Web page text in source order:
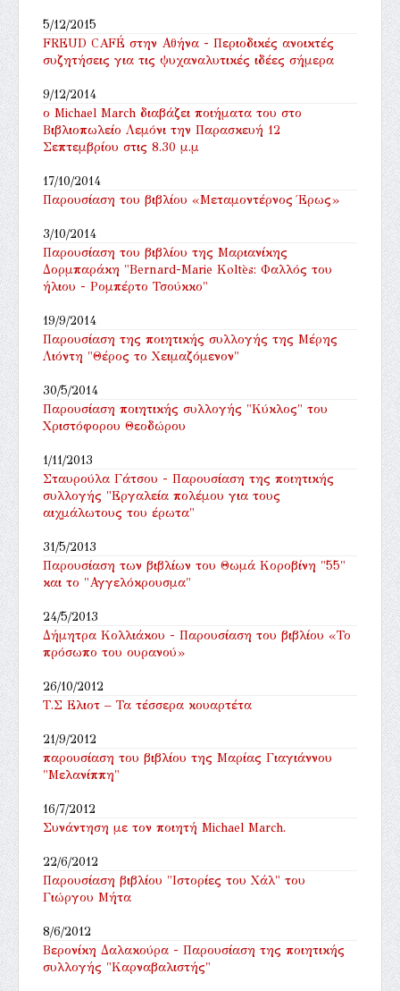
5/12/2015
FREUD CAFÉ στην Αθήνα - Περιοδικές ανοικτές
συζητήσεις για τις ψυχαναλυτικές ιδέες σήμερα
9/12/2014
ο Michael March διαβάζει ποιήματα του στο
Βιβλιοπωλείο Λεμόνι την Παρασκευή 12
Σεπτεμβρίου στις 8.30 μ.μ
17/10/2014
Παρουσίαση του βιβλίου «Μεταμοντέρνος Έρως»
3/10/2014
Παρουσίαση του βιβλίου της Μαριανίκης
Δορμπαράκη "Bernard-Marie Koltès: Φαλλός του
ήλιου - Ρομπέρτο Τσούκκο"
19/9/2014
Παρουσίαση της ποιητικής συλλογής της Μέρης
Λιόντη "Θέρος το Χειμαζόμενον"
30/5/2014
Παρουσίαση ποιητικής συλλογής "Κύκλος" του
Χριστόφορου Θεοδώρου
1/11/2013
Σταυρούλα Γάτσου - Παρουσίαση της ποιητικής
συλλογής "Εργαλεία πολέμου για τους
αιχμάλωτους του έρωτα"
31/5/2013
Παρουσίαση των βιβλίων του Θωμά Κοροβίνη "55"
και το "Αγγελόκρουσμα"
24/5/2013
Δήμητρα Κολλιάκου - Παρουσίαση του βιβλίου «Το
πρόσωπο του ουρανού»
26/10/2012
Τ.Σ Ελιοτ – Τα τέσσερα κουαρτέτα
21/9/2012
παρουσίαση του βιβλίου της Μαρίας Γιαγιάννου
"Μελανίππη"
16/7/2012
Συνάντηση με τον ποιητή Michael March.
22/6/2012
Παρουσίαση βιβλίου "Ιστορίες του Χάλ" του
Γιώργου Μήτα
8/6/2012
Βερονίκη Δαλακούρα - Παρουσίαση της ποιητικής
συλλογής "Καρναβαλιστής"